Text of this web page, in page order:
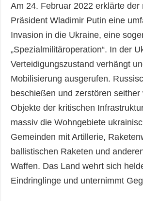
Am 24. Februar 2022 erklärte der
Präsident Wladimir Putin eine
Invasion in die Ukraine, eine
„Spezialmilitäroperation“. In der
Verteidigungszustand verhängt
Mobilisierung ausgerufen.
beschießen und zerstören seither
Objekte der kritischen
massiv die Wohngebiete
Gemeinden mit Artillerie,
ballistischen Raketen und
Waffen. Das Land wehrt sich
Eindringlinge und unternimmt